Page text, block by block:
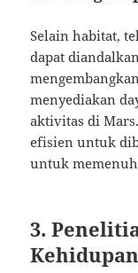
Selain habitat,
dapat
menyediakan
aktivitas di
efisien untuk
untuk
3.